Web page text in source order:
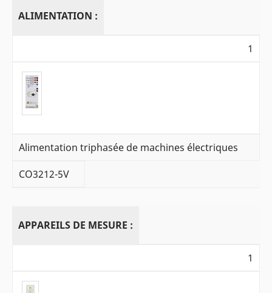
ALIMENTATION :
1
Alimentation triphasée de machines électriques
CO3212-5V
APPAREILS DE MESURE :
1